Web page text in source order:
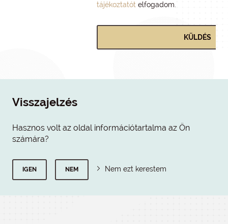
tájékoztatót elfogadom.
Visszajelzés
Hasznos volt az oldal információtartalma az Ön
számára?
IGEN NEM Nem ezt kerestem